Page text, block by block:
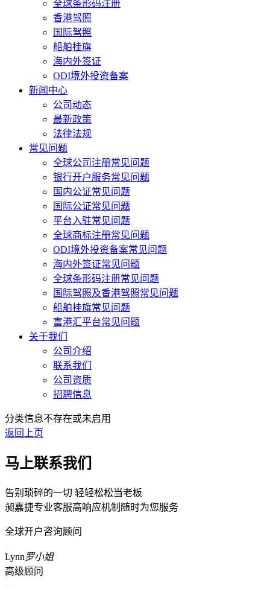
全球条形码注册
香港驾照
国际驾照
船舶挂旗
海内外签证
ODI境外投资备案
新闻中心
公司动态
最新政策
法律法规
常见问题
全球公司注册常见问题
银行开户服务常见问题
国内公证常见问题
国际公证常见问题
平台入驻常见问题
全球商标注册常见问题
ODI境外投资备案常见问题
海内外签证常见问题
全球条形码注册常见问题
国际驾照及香港驾照常见问题
船舶挂旗常见问题
富港汇平台常见问题
关于我们
公司介绍
联系我们
公司资质
招聘信息
分类信息不存在或未启用
返回上页
马上联系我们
告别琐碎的一切 轻轻松松当老板
昶嘉捷专业客服高响应机制随时为您服务
全球开户咨询顾问
Lynn罗小姐
高级顾问